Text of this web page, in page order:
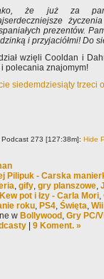
że już za
prezentów.
i przyjaciółmi! Do
wzięli Cooldan i
polecania znajomym!
siedemdziesiąty trzeci
273 [127:38m]: Hide
Pilipuk - Carska
, gify, gry planszowe,
Kew pot i łzy - Carla Mori,
roku, PS4, Święta,
w Bollywood , Gry PC/
9 Koment. »